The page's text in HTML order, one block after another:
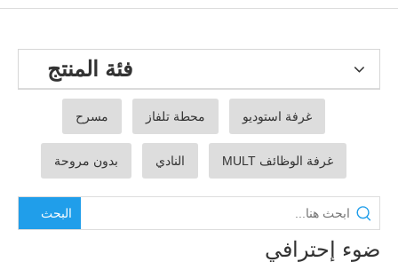
English
فئة المنتج
غرفة استوديو محطة تلفاز مسرح
غرفة الوظائف MULT النادي بدون مروحة
البحث
ضوء إحترافي